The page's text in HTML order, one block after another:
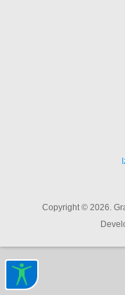
Copyright © 2026.